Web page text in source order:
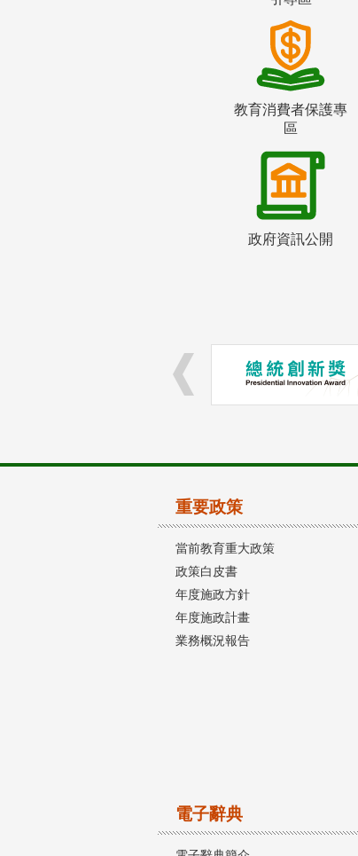
教育消費者保護專
區
政府資訊公開
重要政策
當前教育重大政策
政策白皮書
年度施政方針
年度施政計畫
業務概況報告
電子辭典